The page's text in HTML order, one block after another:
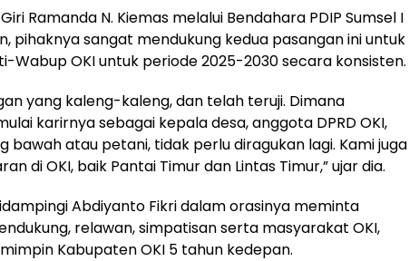
Ramanda N. Kiemas melalui Bendahara PDIP Sumsel I
pihaknya sangat mendukung kedua pasangan ini untuk
Wabup OKI untuk periode 2025-2030 secara konsisten.
yang kaleng-kaleng, dan telah teruji. Dimana
karirnya sebagai kepala desa, anggota DPRD OKI,
atau petani, tidak perlu diragukan lagi. Kami juga
di OKI, baik Pantai Timur dan Lintas Timur,” ujar dia.
Abdiyanto Fikri dalam orasinya meminta
relawan, simpatisan serta masyarakat OKI,
Kabupaten OKI 5 tahun kedepan.